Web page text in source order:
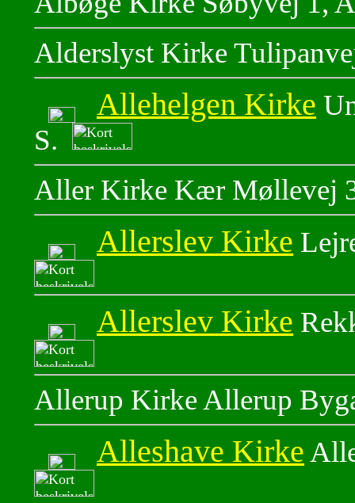
Alderslyst Kirke
Allehelgen Kirke
S.
Aller Kirke Kær Møllevej
Allerslev Kirke
Allerslev Kirke
Allerup Kirke Allerup
Alleshave Kirke